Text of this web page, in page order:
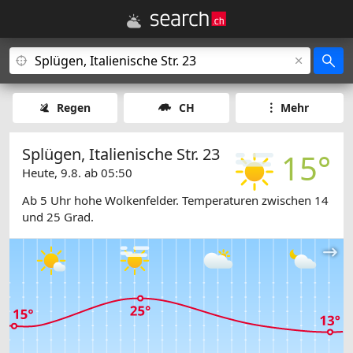
Regen CH Mehr
15°
Splügen, Italienische Str. 23
Heute, 9.8. ab 05:50
Ab 5 Uhr hohe Wolkenfelder. Temperaturen zwischen 14
und 25 Grad.